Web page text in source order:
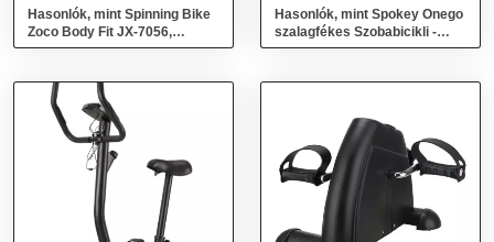
Hasonlók, mint Spinning Bike
Zoco Body Fit JX-7056,
modern design, LCD,
Hasonlók, mint Spokey Onego
szalagfékes Szobabicikli -
piros-fekete